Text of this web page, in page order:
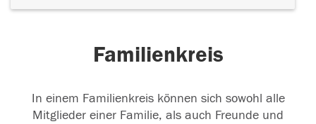
Familienkreis
In einem Familienkreis können sich sowohl alle
Mitglieder einer Familie, als auch Freunde und